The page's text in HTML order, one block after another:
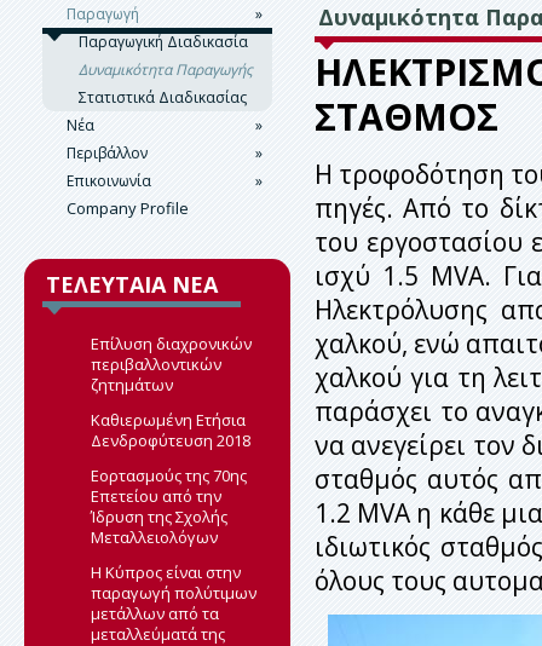
Δυναμικότητα
ΣΤΑΘΜΟΣ
Η τροφοδότηση
πηγές. Από το
του εργοστασίου
ισχύ 1.5 MVA.
Ηλεκτρόλυσης
χαλκού, ενώ
χαλκού για τη
παράσχει το
να ανεγείρει τον
σταθμός αυτός
1.2 MVA η κάθε
ιδιωτικός
όλους τους
Ιστορικό
Παρουσίαση
Δημιουργία
Βραβεία
Ασφάλεια & Υγεία
Παραγωγή
»
Παραγωγική Διαδικασία
Δυναμικότητα Παραγωγής
Στατιστικά Διαδικασίας
Νέα
»
Εκδηλώσεις
Δελτία Τύπου &
Ανακοινώσεις
Περιβάλλον
»
Περιβαλλοντική Πολιτική
Μεταλλευτικά Αποθέματα
Αποθεμάτων
Ερευνητικό Πρόγραμμα
Περιβαλλοντικές Δηλώσεις
Επικοινωνία
»
Τοποθεσία
Καριέρα
Company Profile
ΤΕΛΕΥΤΑΙΑ ΝΕΑ
Επίλυση διαχρονικών
περιβαλλοντικών
ζητημάτων
Καθιερωμένη Ετήσια
Δενδροφύτευση 2018
Εορτασμούς της 70ης
Επετείου από την
Ίδρυση της Σχολής
Μεταλλειολόγων
H Kύπρος είναι στην
παραγωγή πολύτιμων
μετάλλων από τα
μεταλλεύματά της